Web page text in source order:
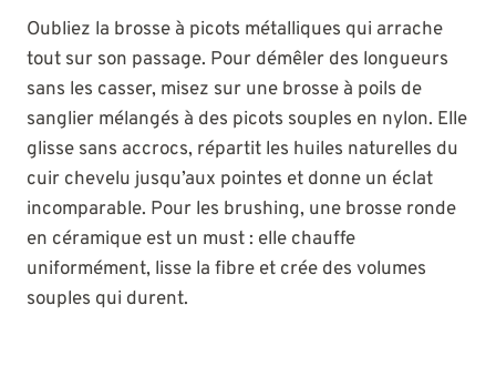
Oubliez la brosse à picots métalliques qui arrache
tout sur son passage. Pour démêler des longueurs
sans les casser, misez sur une brosse à poils de
sanglier mélangés à des picots souples en nylon. Elle
glisse sans accrocs, répartit les huiles naturelles du
cuir chevelu jusqu’aux pointes et donne un éclat
incomparable. Pour les brushing, une brosse ronde
en céramique est un must : elle chauffe
uniformément, lisse la fibre et crée des volumes
souples qui durent.